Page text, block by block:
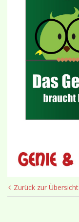
Zurück zur Übersicht